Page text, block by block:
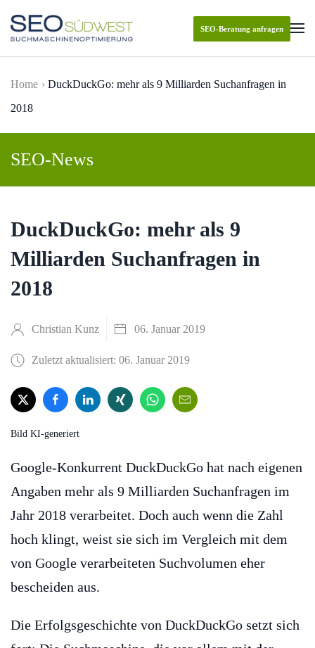
Skip to main content
SEO-Beratung anfragen
Home
DuckDuckGo: mehr als 9 Milliarden Suchanfragen in
2018
SEO-News
DuckDuckGo: mehr als 9
Milliarden Suchanfragen in
2018
Christian Kunz 06. Januar 2019
Zuletzt aktualisiert: 06. Januar 2019
Bild KI-generiert
Google-Konkurrent DuckDuckGo hat nach eigenen
Angaben mehr als 9 Milliarden Suchanfragen im
Jahr 2018 verarbeitet. Doch auch wenn die Zahl
hoch klingt, weist sie sich im Vergleich mit dem
von Google verarbeiteten Suchvolumen eher
bescheiden aus.
Die Erfolgsgeschichte von DuckDuckGo setzt sich